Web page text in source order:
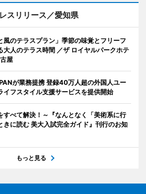
スリリース／愛知県
風のテラスプラン」季節の味覚とフリーフ
大人のテラス時間 ／ザ ロイヤルパークホテ
屋
が業務提携 登録40万人超の外国人ユー
イフスタイル支援サービスを提供開始
すべて解決！～『なんとなく「美術系に行
きに読む 美大入試完全ガイド』刊行のお知
もっと見る